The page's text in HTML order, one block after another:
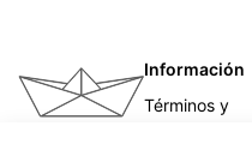
Información
Términos y